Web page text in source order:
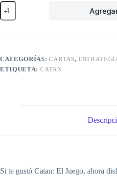
Catan:
El
Juego
5-
cantidad
CATEGORÍAS: CARTAS,
ETIQUETA: CATAN
Si te gustó Catan: El Juego, ahora